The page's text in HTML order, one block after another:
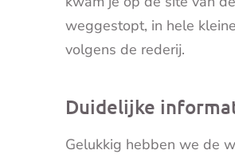
weggestopt, in hele
volgens de rederij.
Duidelijke
Gelukkig hebben we de